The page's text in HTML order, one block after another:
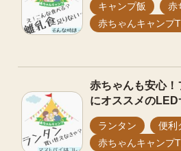
キャンプ飯
赤
赤ちゃんキャンプ
赤ちゃんも安心
にオススメの
ランタン 便利
赤ちゃんキャンプ